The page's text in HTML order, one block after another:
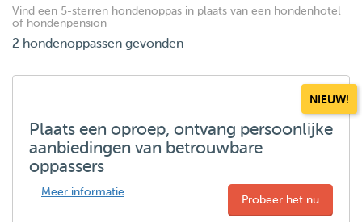
Vind een 5-sterren hondenoppas in plaats van een hondenhotel
of hondenpension
2 hondenoppassen gevonden
NIEUW!
Plaats een oproep, ontvang persoonlijke
aanbiedingen van betrouwbare
oppassers
Meer informatie
Probeer het nu